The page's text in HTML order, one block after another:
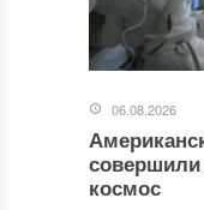
06.08.2026
космос